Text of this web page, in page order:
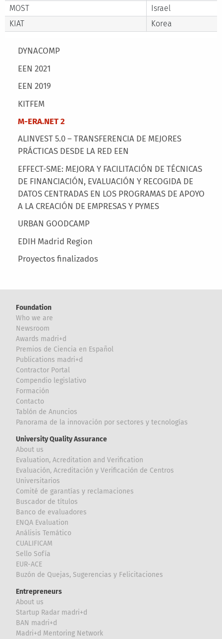
Main menu
DYNACOMP
EEN 2021
EEN 2019
KITFEM
M-ERA.NET 2
ALINVEST 5.0 – TRANSFERENCIA DE MEJORES
PRÁCTICAS DESDE LA RED EEN
EFFECT-SME: MEJORA Y FACILITACIÓN DE TÉCNICAS
DE FINANCIACIÓN, EVALUACIÓN Y RECOGIDA DE
DATOS CENTRADAS EN LOS PROGRAMAS DE APOYO
A LA CREACIÓN DE EMPRESAS Y PYMES
URBAN GOODCAMP
EDIH Madrid Region
Proyectos finalizados
MOST
Israel
KIAT
Korea
Foundation
Who we are
Newsroom
Awards madri+d
Premios de Ciencia en Español
Publications madri+d
Contractor Portal
Compendio legislativo
Formación
Contacto
Tablón de Anuncios
Panorama de la innovación por sectores y tecnologías
University Quality Assurance
About us
Evaluation, Acreditation and Verification
Evaluación, Acreditación y Verificación de Centros
Universitarios
Comité de garantías y reclamaciones
Buscador de títulos
Banco de evaluadores
ENQA Evaluation
Análisis Temático
CUALIFICAM
Sello Sofía
EUR-ACE
Buzón de Quejas, Sugerencias y Felicitaciones
Entrepreneurs
About us
Startup Radar madri+d
BAN madri+d
Madri+d Mentoring Network